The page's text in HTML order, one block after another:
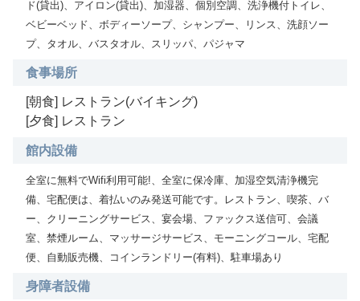
ド(貸出)、アイロン(貸出)、加湿器、個別空調、洗浄機付トイレ、
ベビーベッド、ボディーソープ、シャンプー、リンス、洗顔ソー
プ、タオル、バスタオル、スリッパ、パジャマ
食事場所
[朝食] レストラン(バイキング)
[夕食] レストラン
館内設備
全室に無料でWifi利用可能!、全室に保冷庫、加湿空気清浄機完
備、宅配便は、着払いのみ発送可能です。レストラン、喫茶、バ
ー、クリーニングサービス、宴会場、ファックス送信可、会議
室、禁煙ルーム、マッサージサービス、モーニングコール、宅配
便、自動販売機、コインランドリー(有料)、駐車場あり
身障者設備